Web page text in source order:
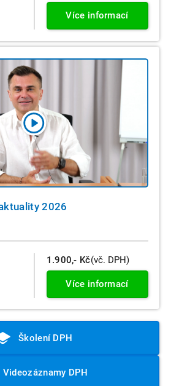
Více informací
2026
1.900,- Kč(vč. DPH)
Více informací
Školení DPH
Videozáznamy DPH